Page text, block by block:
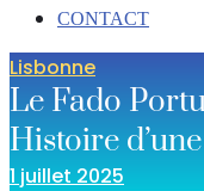
CONTACT
Lisbonne
Le Fado
Histoire
1 juillet 2025